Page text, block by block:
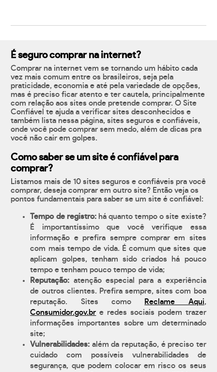
É seguro comprar na internet?
Comprar na internet vem se tornando um hábito cada
vez mais comum entre os brasileiros, seja pela
praticidade, economia e até pela variedade de opções,
mas é preciso ficar atento e ter cautela, principalmente
com relação aos sites onde pretende comprar. O Site
Confiável te ajuda a verificar sites desconhecidos e
também lista nessa página, sites seguros e confiáveis,
onde você pode comprar sem medo, além de dicas pra
você não cair em golpes.
Como saber se um site é confiável para
comprar?
Listamos mais de 10 sites seguros e confiáveis pra você
comprar, deseja comprar em outro site? Então veja os
pontos fundamentais para saber se um site é confiável:
Tempo de registro:há quanto tempo o site existe?
É importantíssimo que você verifique essa
informação e prefira sempre comprar em sites
com mais tempo de vida. É comum que sites que
aplicam golpes, tenham sido criados há pouco
tempo e tenham pouco tempo de vida;
Reputação: atenção especial para a experiência
de outros clientes. Prefira sempre, sites com boa
reputação. Sites como
Reclame Aqui,
Consumidor.gov.br e redes sociais podem trazer
informações importantes sobre um determinado
site;
Vulnerabilidades: além da reputação, é preciso ter
cuidado com possíveis vulnerabilidades de
segurança, que podem colocar em risco os seus